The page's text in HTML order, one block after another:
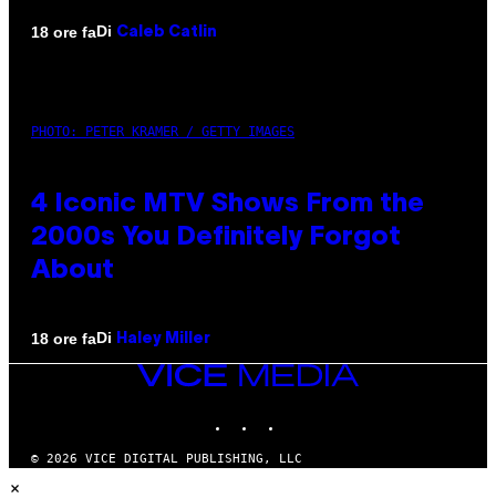
18 ore faDi Caleb Catlin
PHOTO: PETER KRAMER / GETTY IMAGES
4 Iconic MTV Shows From the
2000s You Definitely Forgot
About
18 ore faDi Haley Miller
VICE
© 2026 VICE DIGITAL PUBLISHING, LLC
×